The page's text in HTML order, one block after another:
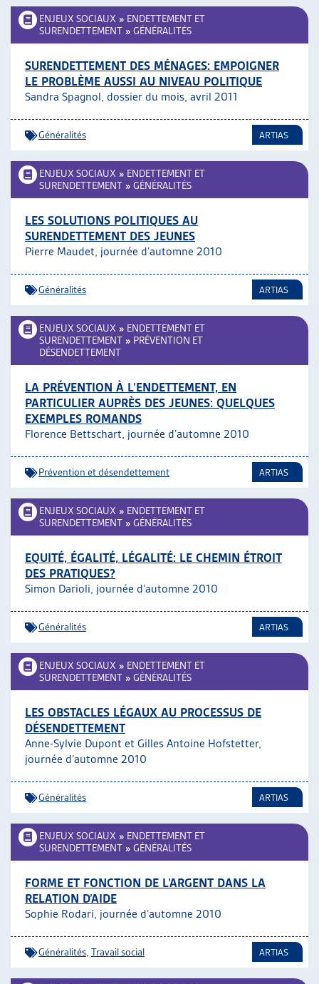
ENJEUX SOCIAUX » ENDETTEMENT ET
SURENDETTEMENT » GÉNÉRALITÉS
SURENDETTEMENT DES MÉNAGES: EMPOIGNER
LE PROBLÈME AUSSI AU NIVEAU POLITIQUE
Sandra Spagnol, dossier du mois, avril 2011
Généralités ARTIAS
ENJEUX SOCIAUX » ENDETTEMENT ET
SURENDETTEMENT » GÉNÉRALITÉS
LES SOLUTIONS POLITIQUES AU
SURENDETTEMENT DES JEUNES
Pierre Maudet, journée d’automne 2010
Généralités ARTIAS
ENJEUX SOCIAUX » ENDETTEMENT ET
SURENDETTEMENT » PRÉVENTION ET
DÉSENDETTEMENT
LA PRÉVENTION À L’ENDETTEMENT, EN
PARTICULIER AUPRÈS DES JEUNES: QUELQUES
EXEMPLES ROMANDS
Florence Bettschart, journée d’automne 2010
Prévention et désendettement ARTIAS
ENJEUX SOCIAUX » ENDETTEMENT ET
SURENDETTEMENT » GÉNÉRALITÉS
EQUITÉ, ÉGALITÉ, LÉGALITÉ: LE CHEMIN ÉTROIT
DES PRATIQUES?
Simon Darioli, journée d’automne 2010
Généralités ARTIAS
ENJEUX SOCIAUX » ENDETTEMENT ET
SURENDETTEMENT » GÉNÉRALITÉS
LES OBSTACLES LÉGAUX AU PROCESSUS DE
DÉSENDETTEMENT
Anne-Sylvie Dupont et Gilles Antoine Hofstetter,
journée d’automne 2010
Généralités ARTIAS
ENJEUX SOCIAUX » ENDETTEMENT ET
SURENDETTEMENT » GÉNÉRALITÉS
FORME ET FONCTION DE L’ARGENT DANS LA
RELATION D’AIDE
Sophie Rodari, journée d’automne 2010
Généralités Travail social ARTIAS